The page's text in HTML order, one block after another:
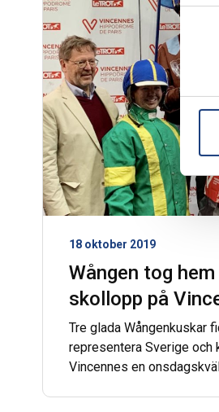
18 oktober 2019
Wången tog
skollopp på
Tre glada Wångenkuskar
representera Sverige och
Vincennes en